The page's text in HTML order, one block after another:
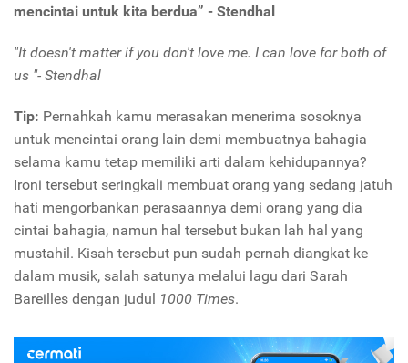
mencintai untuk kita berdua” - Stendhal
"It doesn't matter if you don't love me. I can love for both of
us "- Stendhal
Tip: Pernahkah kamu merasakan menerima sosoknya
untuk mencintai orang lain demi membuatnya bahagia
selama kamu tetap memiliki arti dalam kehidupannya?
Ironi tersebut seringkali membuat orang yang sedang jatuh
hati mengorbankan perasaannya demi orang yang dia
cintai bahagia, namun hal tersebut bukan lah hal yang
mustahil. Kisah tersebut pun sudah pernah diangkat ke
dalam musik, salah satunya melalui lagu dari Sarah
Bareilles dengan judul 1000 Times.